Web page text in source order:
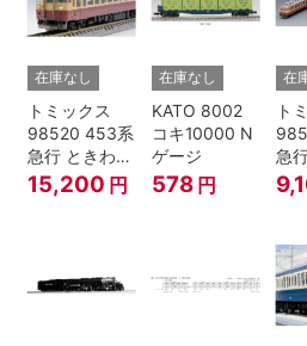
在庫なし
トミックス
98520 453系
急行 ときわ
基本4両セッ
ト Nゲージ
15,200 円
在庫なし
KATO 8002
コキ10000 N
ゲージ
578 円
在
ト
急
増